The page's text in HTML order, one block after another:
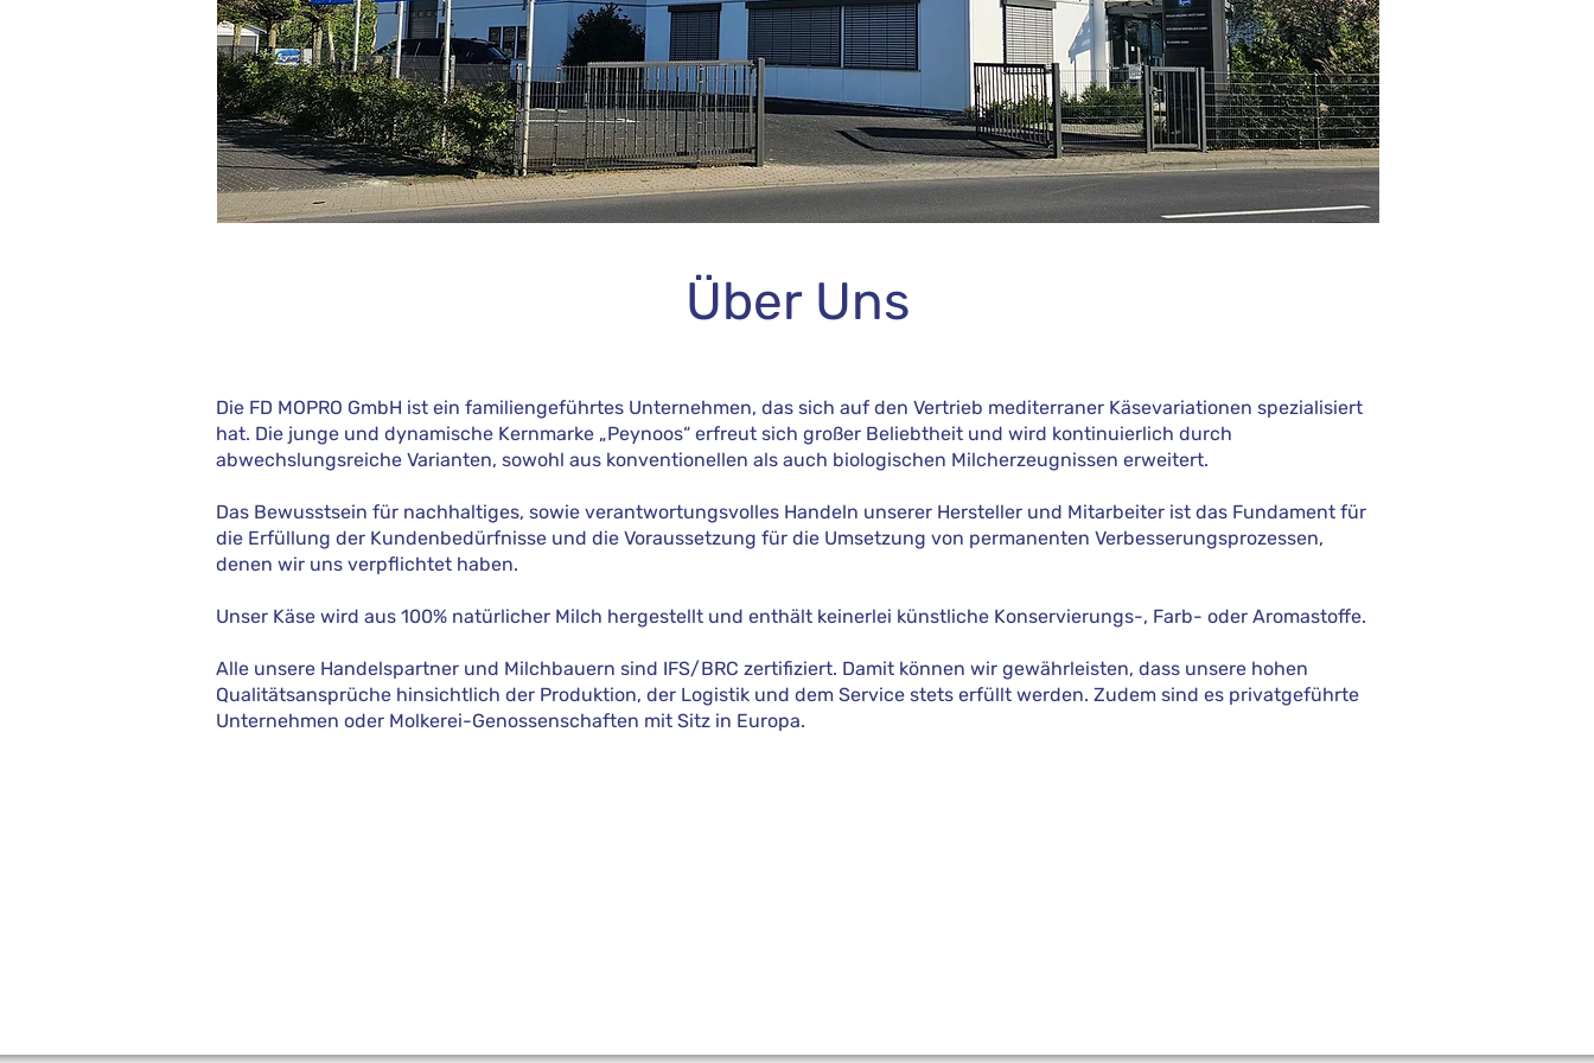
Über Uns
Die FD MOPRO GmbH ist ein familiengeführtes Unternehmen, das sich auf den Vertrieb mediterraner Käsevariationen spezialisiert
hat. Die junge und dynamische Kernmarke „Peynoos“ erfreut sich großer Beliebtheit und wird kontinuierlich durch
abwechslungsreiche Varianten, sowohl aus konventionellen als auch biologischen Milcherzeugnissen erweitert.
Das Bewusstsein für nachhaltiges, sowie verantwortungsvolles Handeln unserer Hersteller und Mitarbeiter ist das Fundament für
die Erfüllung der Kundenbedürfnisse und die Voraussetzung für die Umsetzung von permanenten Verbesserungsprozessen,
denen wir uns verpflichtet haben.
Unser Käse wird aus 100% natürlicher Milch hergestellt und enthält keinerlei künstliche Konservierungs-, Farb- oder Aromastoffe.
Alle unsere Handelspartner und Milchbauern sind IFS/BRC zertifiziert. Damit können wir gewährleisten, dass unsere hohen
Qualitätsansprüche hinsichtlich der Produktion, der Logistik und dem Service stets erfüllt werden. Zudem sind es privatgeführte
Unternehmen oder Molkerei-Genossenschaften mit Sitz in Europa.